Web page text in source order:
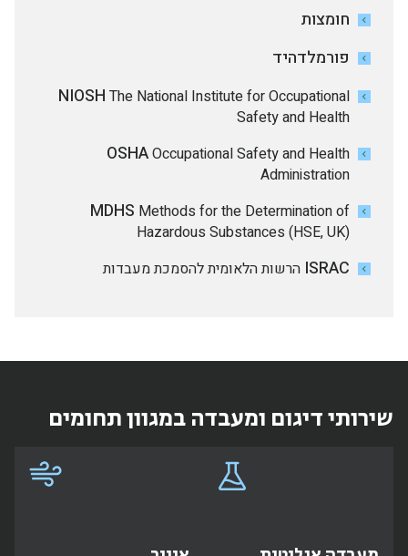
חומצות
פורמלדהיד
NIOSH The National Institute for Occupational
Safety and Health
OSHAOccupational Safety and Health
Administration
MDHS Methods for the Determination of
Hazardous Substances (HSE, UK)
ISRAC הרשות הלאומית להסמכת מעבדות
שירותי דיגום ומעבדה במגוון תחומים